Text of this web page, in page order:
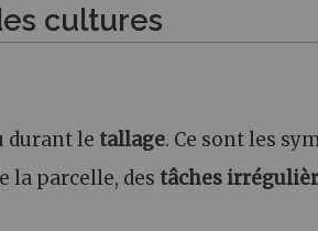
cultures
durant le tallage. Ce sont les
la parcelle, des tâches